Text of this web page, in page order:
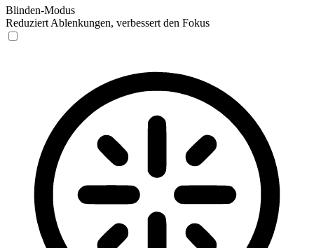
Blinden-Modus
Reduziert Ablenkungen, verbessert den Fokus